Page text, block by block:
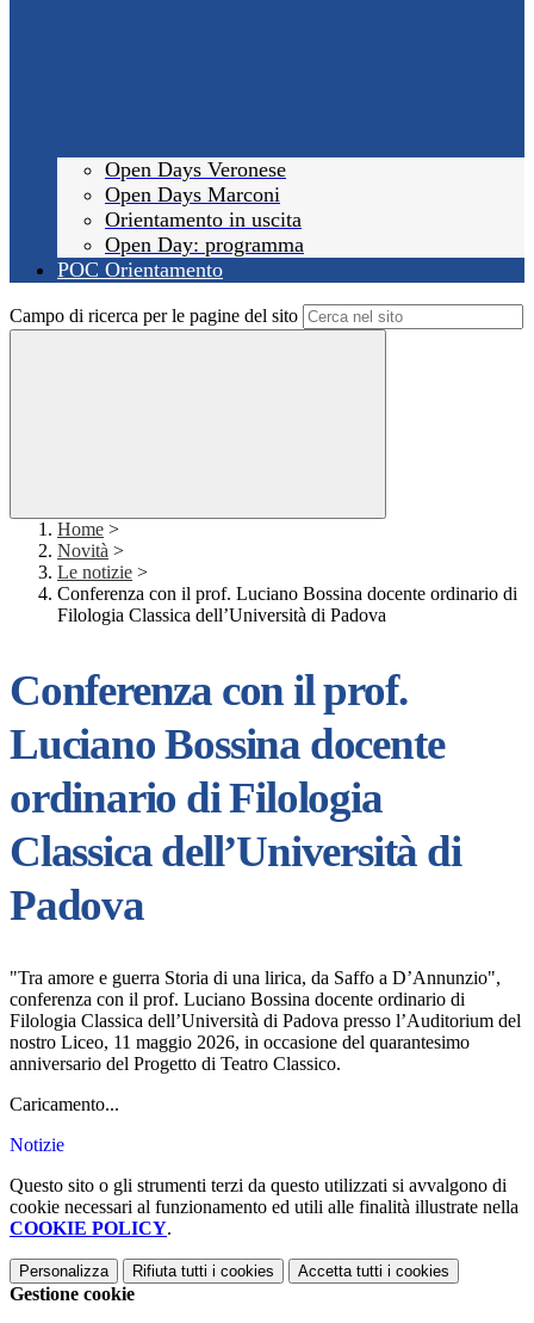
Open Days Veronese
Open Days Marconi
Orientamento in uscita
Open Day: programma
POC Orientamento
Campo di ricerca per le pagine del sito
Home >
Novità >
Le notizie >
Conferenza con il prof. Luciano Bossina docente ordinario di
Filologia Classica dell’Università di Padova
Conferenza con il prof.
Luciano Bossina docente
ordinario di Filologia
Classica dell’Università di
Padova
"Tra amore e guerra Storia di una lirica, da Saffo a D’Annunzio",
conferenza con il prof. Luciano Bossina docente ordinario di
Filologia Classica dell’Università di Padova presso l’Auditorium del
nostro Liceo, 11 maggio 2026, in occasione del quarantesimo
anniversario del Progetto di Teatro Classico.
Caricamento...
Notizie
Questo sito o gli strumenti terzi da questo utilizzati si avvalgono di
cookie necessari al funzionamento ed utili alle finalità illustrate nella
COOKIE POLICY.
Personalizza Rifiuta tutti i cookies Accetta tutti i cookies
Gestione cookie